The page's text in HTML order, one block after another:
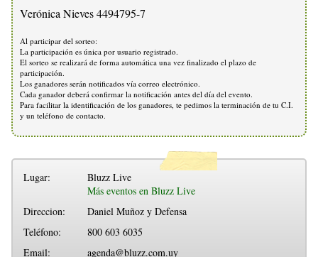
Verónica Nieves 4494795-7
Al participar del sorteo:
La participación es única por usuario registrado.
El sorteo se realizará de forma automática una vez finalizado el plazo de
participación.
Los ganadores serán notificados vía correo electrónico.
Cada ganador deberá confirmar la notificación antes del día del evento.
Para facilitar la identificación de los ganadores, te pedimos la terminación de tu C.I.
y un teléfono de contacto.
Lugar:
Bluzz Live
Más eventos en Bluzz Live
Direccion:
Daniel Muñoz y Defensa
Teléfono:
800 603 6035
Email:
agenda@bluzz.com.uy